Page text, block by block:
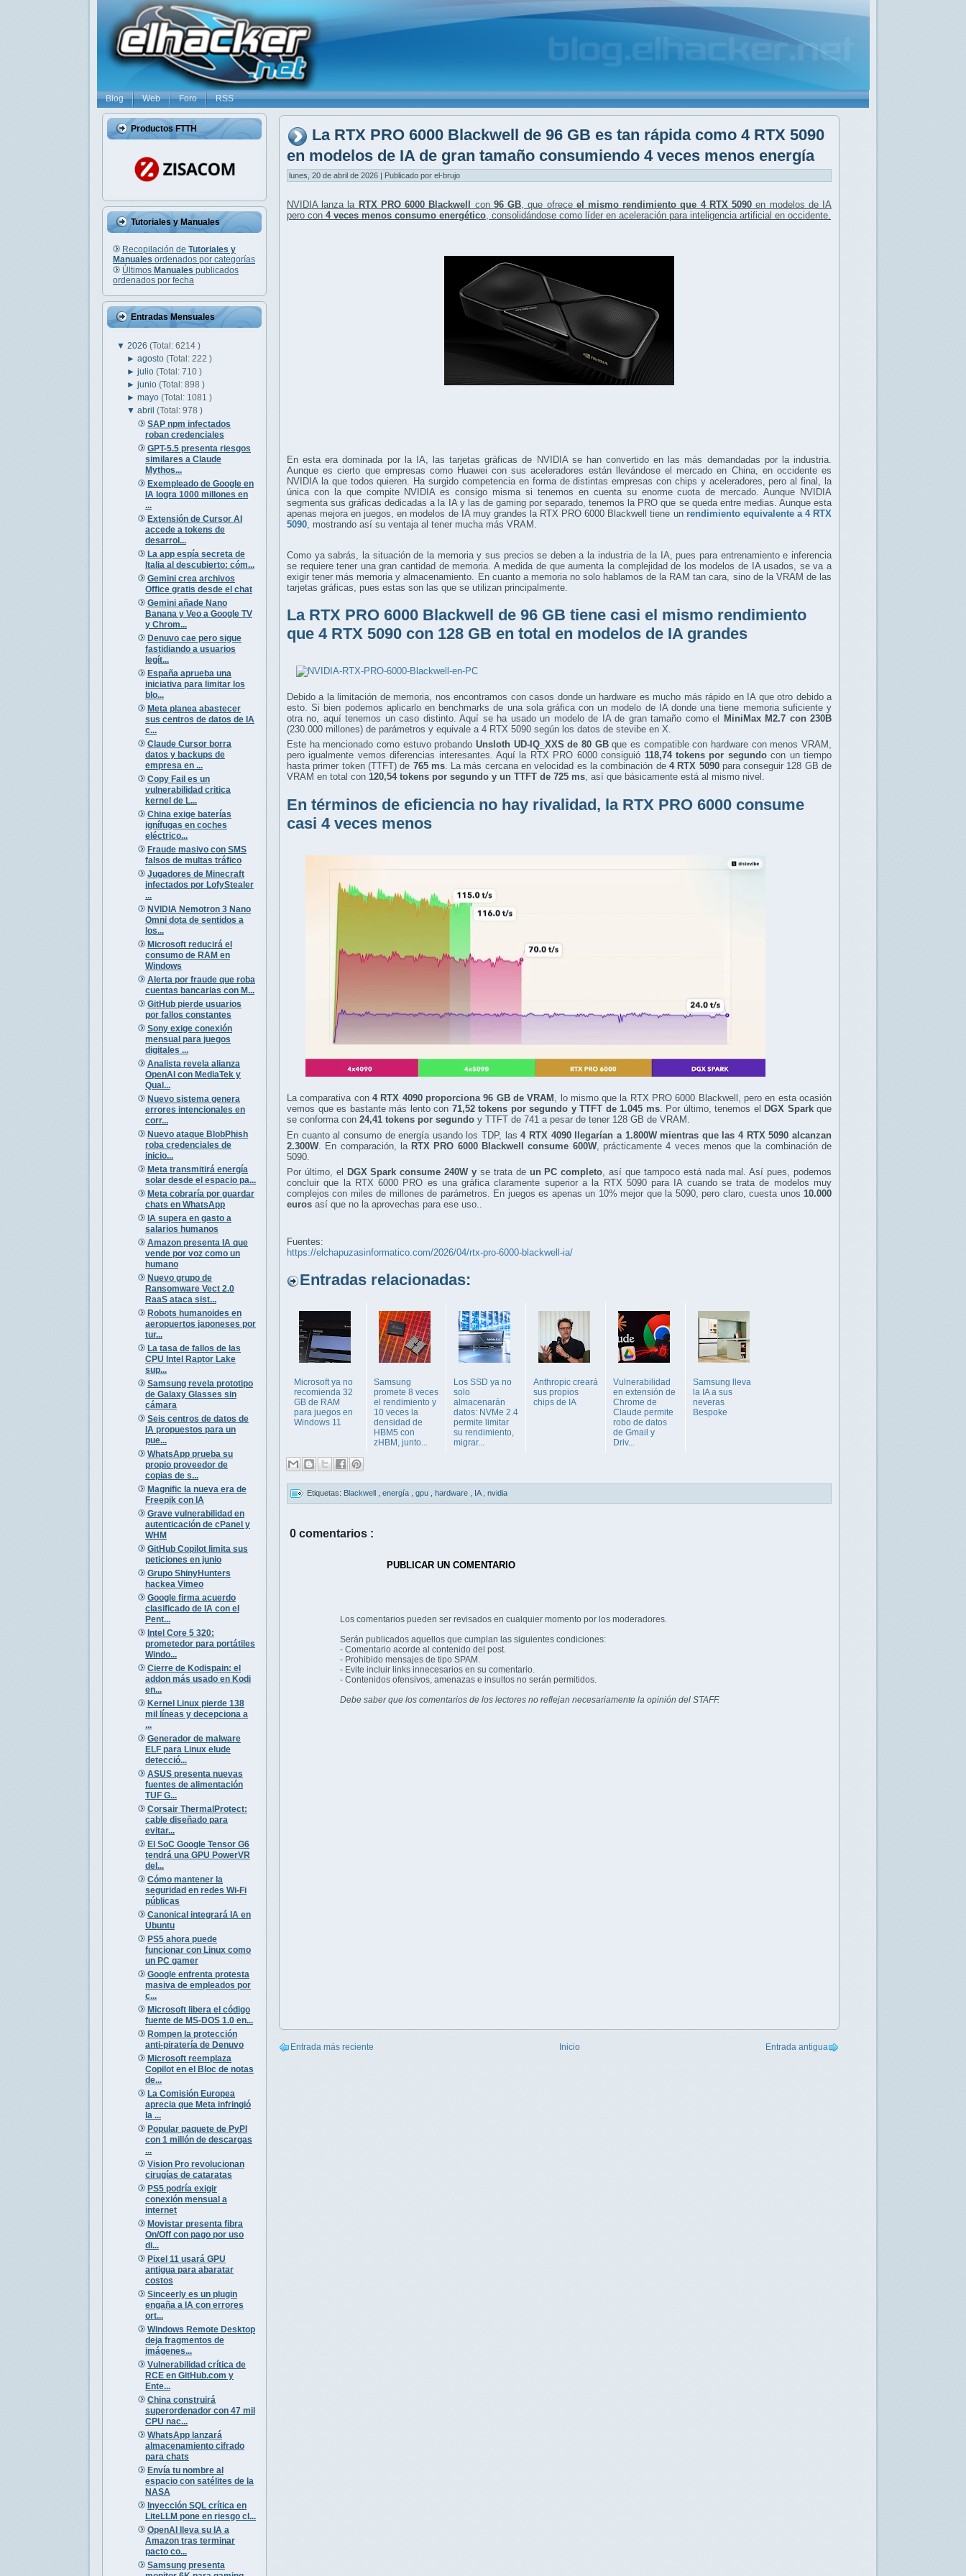
Blog Web Foro RSS
Productos FTTH
Tutoriales y Manuales
Recopilación de Tutoriales y
Manuales ordenados por categorías
Últimos Manuales publicados
ordenados por fecha
Entradas Mensuales
▼ 2026 (Total: 6214 )
►agosto(Total: 222 )
►julio(Total: 710 )
►junio(Total: 898 )
►mayo(Total: 1081 )
▼abril(Total: 978 )
SAP npm infectados
roban credenciales
GPT-5.5 presenta riesgos
similares a Claude
Mythos...
Exempleado de Google en
IA logra 1000 millones en
...
Extensión de Cursor AI
accede a tokens de
desarrol...
La app espía secreta de
Italia al descubierto: cóm...
Gemini crea archivos
Office gratis desde el chat
Gemini añade Nano
Banana y Veo a Google TV
y Chrom...
Denuvo cae pero sigue
fastidiando a usuarios
legít...
España aprueba una
iniciativa para limitar los
blo...
Meta planea abastecer
sus centros de datos de IA
c...
Claude Cursor borra
datos y backups de
empresa en ...
Copy Fail es un
vulnerabilidad critica
kernel de L...
China exige baterías
ignífugas en coches
eléctrico...
Fraude masivo con SMS
falsos de multas tráfico
Jugadores de Minecraft
infectados por LofyStealer
...
NVIDIA Nemotron 3 Nano
Omni dota de sentidos a
los...
Microsoft reducirá el
consumo de RAM en
Windows
Alerta por fraude que roba
cuentas bancarias con M...
GitHub pierde usuarios
por fallos constantes
Sony exige conexión
mensual para juegos
digitales ...
Analista revela alianza
OpenAI con MediaTek y
Qual...
Nuevo sistema genera
errores intencionales en
corr...
Nuevo ataque BlobPhish
roba credenciales de
inicio...
Meta transmitirá energía
solar desde el espacio pa...
Meta cobraría por guardar
chats en WhatsApp
IA supera en gasto a
salarios humanos
Amazon presenta IA que
vende por voz como un
humano
Nuevo grupo de
Ransomware Vect 2.0
RaaS ataca sist...
Robots humanoides en
aeropuertos japoneses por
tur...
La tasa de fallos de las
CPU Intel Raptor Lake
sup...
Samsung revela prototipo
de Galaxy Glasses sin
cámara
Seis centros de datos de
IA propuestos para un
pue...
WhatsApp prueba su
propio proveedor de
copias de s...
Magnific la nueva era de
Freepik con IA
Grave vulnerabilidad en
autenticación de cPanel y
WHM
GitHub Copilot limita sus
peticiones en junio
Grupo ShinyHunters
hackea Vimeo
Google firma acuerdo
clasificado de IA con el
Pent...
Intel Core 5 320:
prometedor para portátiles
Windo...
Cierre de Kodispain: el
addon más usado en Kodi
en...
Kernel Linux pierde 138
mil líneas y decepciona a
...
Generador de malware
ELF para Linux elude
detecció...
ASUS presenta nuevas
fuentes de alimentación
TUF G...
Corsair ThermalProtect:
cable diseñado para
evitar...
El SoC Google Tensor G6
tendrá una GPU PowerVR
del...
Cómo mantener la
seguridad en redes Wi-Fi
públicas
Canonical integrará IA en
Ubuntu
PS5 ahora puede
funcionar con Linux como
un PC gamer
Google enfrenta protesta
masiva de empleados por
c...
Microsoft libera el código
fuente de MS-DOS 1.0 en...
Rompen la protección
anti-piratería de Denuvo
Microsoft reemplaza
Copilot en el Bloc de notas
de...
La Comisión Europea
aprecia que Meta infringió
la ...
Popular paquete de PyPI
con 1 millón de descargas
...
Vision Pro revolucionan
cirugías de cataratas
PS5 podría exigir
conexión mensual a
internet
Movistar presenta fibra
On/Off con pago por uso
di...
Pixel 11 usará GPU
antigua para abaratar
costos
Sinceerly es un plugin
engaña a IA con errores
ort...
Windows Remote Desktop
deja fragmentos de
imágenes...
Vulnerabilidad crítica de
RCE en GitHub.com y
Ente...
China construirá
superordenador con 47 mil
CPU nac...
WhatsApp lanzará
almacenamiento cifrado
para chats
Envía tu nombre al
espacio con satélites de la
NASA
Inyección SQL crítica en
LiteLLM pone en riesgo cl...
OpenAI lleva su IA a
Amazon tras terminar
pacto co...
Samsung presenta
La RTX PRO 6000 Blackwell de 96 GB es tan rápida como 4 RTX 5090
en modelos de IA de gran tamaño consumiendo 4 veces menos energía
lunes, 20 de abril de 2026 | Publicado por el-brujo
NVIDIA lanza la RTX PRO 6000 Blackwell con 96 GB , que ofrece el mismo rendimiento que 4 RTX 5090 en modelos de IA
pero con 4 veces menos consumo energético , consolidándose como líder en aceleración para inteligencia artificial en occidente.
En esta era dominada por la IA, las tarjetas gráficas de NVIDIA se han convertido en las más demandadas por la industria.
Aunque es cierto que empresas como Huawei con sus aceleradores están llevándose el mercado en China, en occidente es
NVIDIA la que todos quieren. Ha surgido competencia en forma de distintas empresas con chips y aceleradores, pero al final, la
única con la que compite NVIDIA es consigo misma si tenemos en cuenta su enorme cuota de mercado. Aunque NVIDIA
segmenta sus gráficas dedicadas a la IA y las de gaming por separado, tenemos la PRO que se queda entre medias. Aunque esta
apenas mejora en juegos, en modelos de IA muy grandes la RTX PRO 6000 Blackwell tiene un rendimiento equivalente a 4 RTX
5090 , mostrando así su ventaja al tener mucha más VRAM.
Como ya sabrás, la situación de la memoria y sus precios se deben a la industria de la IA, pues para entrenamiento e inferencia
se requiere tener una gran cantidad de memoria. A medida de que aumenta la complejidad de los modelos de IA usados, se va a
exigir tener más memoria y almacenamiento. En cuanto a memoria no solo hablamos de la RAM tan cara, sino de la VRAM de las
tarjetas gráficas, pues estas son las que se utilizan principalmente.
La RTX PRO 6000 Blackwell de 96 GB tiene casi el mismo rendimiento
que 4 RTX 5090 con 128 GB en total en modelos de IA grandes
Debido a la limitación de memoria, nos encontramos con casos donde un hardware es mucho más rápido en IA que otro debido a
esto. Si bien podemos aplicarlo en benchmarks de una sola gráfica con un modelo de IA donde una tiene memoria suficiente y
otra no, aquí tenemos un caso distinto. Aquí se ha usado un modelo de IA de gran tamaño como el
MiniMax M2.7 con 230B
(230.000 millones) de parámetros y equivale a 4 RTX 5090 según los datos de stevibe en X.
Este ha mencionado como estuvo probando Unsloth UD-IQ_XXS de 80 GBque es compatible con hardware con menos VRAM,
pero igualmente vemos diferencias interesantes. Aquí la RTX PRO 6000 consiguió 118,74 tokens por segundocon un tiempo
hasta primer token (TTFT) de 765 ms. La más cercana en velocidad es la combinación de4 RTX 5090para conseguir 128 GB de
VRAM en total con 120,54 tokens por segundo y un TTFT de 725 ms, así que básicamente está al mismo nivel.
En términos de eficiencia no hay rivalidad, la RTX PRO 6000 consume
casi 4 veces menos
La comparativa con 4 RTX 4090 proporciona 96 GB de VRAM , lo mismo que la RTX PRO 6000 Blackwell, pero en esta ocasión
vemos que es bastante más lento con 71,52 tokens por segundo y TTFT de 1.045 ms. Por último, tenemos el DGX Sparkque
se conforma con 24,41 tokens por segundo y TTFT de 741 a pesar de tener 128 GB de VRAM.
En cuanto al consumo de energía usando los TDP, las4 RTX 4090 llegarían a 1.800W mientras que las 4 RTX 5090 alcanzan
2.300W . En comparación, la RTX PRO 6000 Blackwell consume 600W, prácticamente 4 veces menos que la combinación de
5090.
Por último, el
DGX Spark consume 240W y se trata de un PC completo, así que tampoco está nada mal. Así pues, podemos
concluir que la RTX 6000 PRO es una gráfica claramente superior a la RTX 5090 para IA cuando se trata de modelos muy
complejos con miles de millones de parámetros. En juegos es apenas un 10% mejor que la 5090, pero claro, cuesta unos 10.000
euros así que no la aprovechas para ese uso..
Fuentes:
https://elchapuzasinformatico.com/2026/04/rtx-pro-6000-blackwell-ia/
Entradas relacionadas:
Microsoft ya no
recomienda 32
GB de RAM
para juegos en
Windows 11
Samsung
promete 8 veces
el rendimiento y
10 veces la
densidad de
HBM5 con
zHBM, junto...
Los SSD ya no
solo
almacenarán
datos: NVMe 2.4
permite limitar
su rendimiento,
migrar...
Anthropic creará
sus propios
chips de IA
Vulnerabilidad
en extensión de
Chrome de
Claude permite
robo de datos
de Gmail y
Driv...
Samsung lleva
la IA a sus
neveras
Bespoke
Etiquetas: Blackwell energía gpu hardware IA nvidia
0 comentarios :
PUBLICAR UN COMENTARIO
Los comentarios pueden ser revisados en cualquier momento por los moderadores.
Serán publicados aquellos que cumplan las siguientes condiciones:
- Comentario acorde al contenido del post.
- Prohibido mensajes de tipo SPAM.
- Evite incluir links innecesarios en su comentario.
- Contenidos ofensivos, amenazas e insultos no serán permitidos.
Debe saber que los comentarios de los lectores no reflejan necesariamente la opinión del STAFF.
Entrada más reciente Entrada antigua
Inicio